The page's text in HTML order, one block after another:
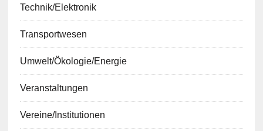
Technik/Elektronik
Transportwesen
Umwelt/Ökologie/Energie
Veranstaltungen
Vereine/Institutionen